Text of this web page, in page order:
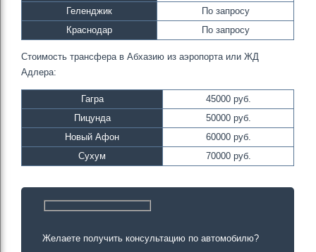
Геленджик
По запросу
Краснодар
По запросу
Стоимость трансфера в Абхазию из аэропорта или ЖД
Адлера:
Гагра
45000 руб.
Пицунда
50000 руб.
Новый Афон
60000 руб.
Сухум
70000 руб.
Желаете получить консультацию по автомобилю?